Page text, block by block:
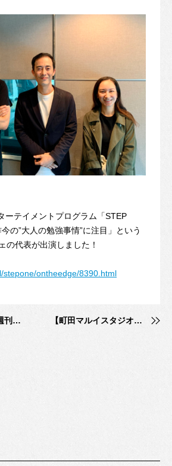
ーテイメントプログラム「STEP
の”大人の勉強事情”に注目」という
の代表が出演しました！
stepone/ontheedge/8390.html
【メディア掲載】週刊東洋経済にて勉強カフェが紹介されました！ 【町田マルイスタジオ】秋キャンペーン